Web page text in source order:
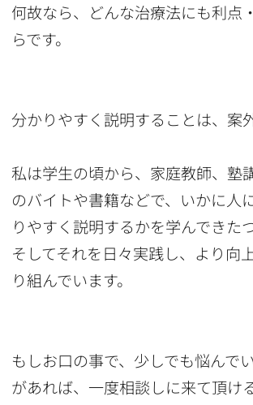
何故なら、どんな治療法にも利点
らです。
分かりやすく説明することは、案
私は学生の頃から、家庭教師、塾
のバイトや書籍などで、いかに人
りやすく説明するかを学んできた
そしてそれを日々実践し、より向
り組んでいます。
もしお口の事で、少しでも悩んで
があれば、一度相談しに来て頂け